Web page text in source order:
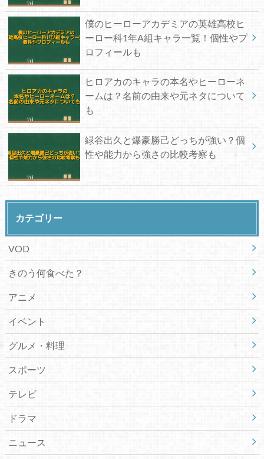
僕のヒーローアカデミアの英雄高校ヒ
ーロー科1年A組キャラ一覧！個性やプ
ロフィールも
ヒロアカのキャラの本名やヒーローネ
ームは？名前の由来や元ネタについて
も
緑谷出久と爆豪勝己どっちが強い？個
性や能力から強さの比較考察も
カテゴリー
VOD
きのう何食べた？
アニメ
イベント
グルメ・料理
スポーツ
テレビ
ドラマ
ニュース